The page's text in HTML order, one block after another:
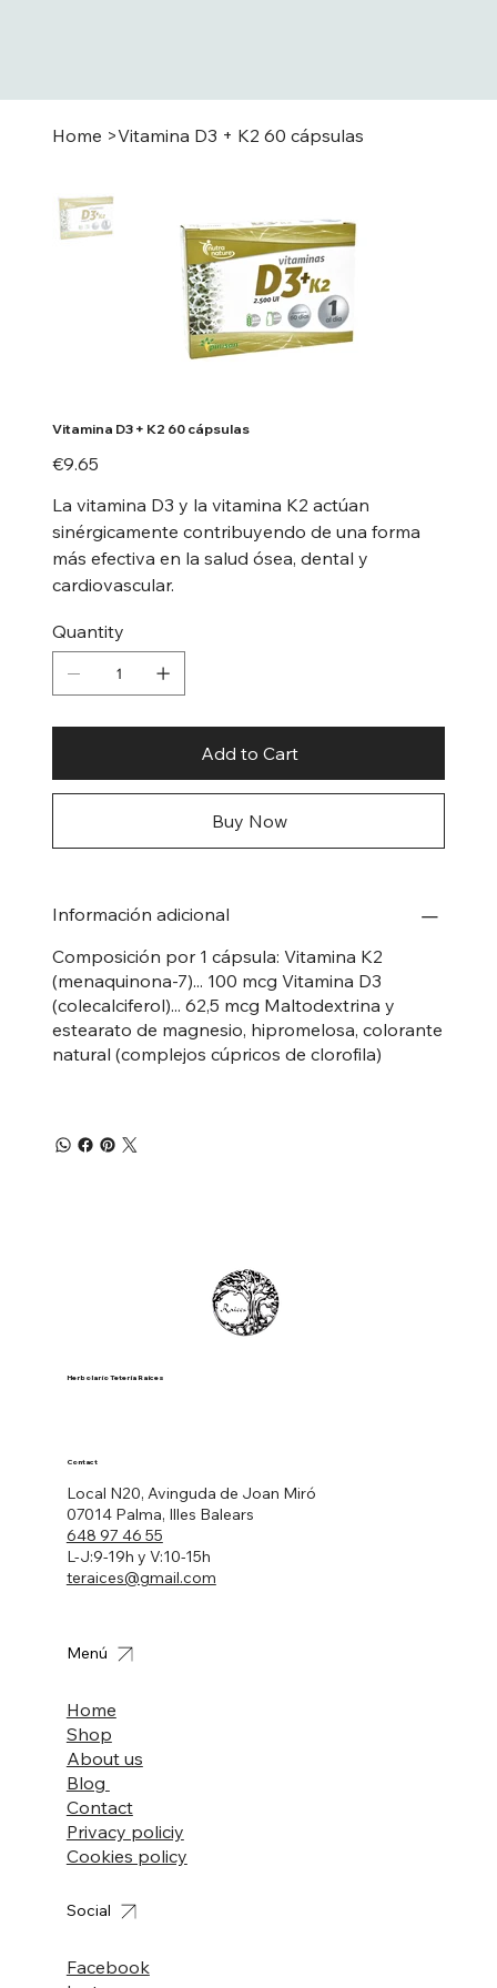
Home >Vitamina D3 + K2 60 cápsulas
Vitamina D3 + K2 60 cápsulas
Price
€9.65
La vitamina D3 y la vitamina K2 actúan
sinérgicamente contribuyendo de una forma
más efectiva en la salud ósea, dental y
cardiovascular.
Quantity
Add to Cart
Buy Now
Información adicional
Composición por 1 cápsula: Vitamina K2
(menaquinona-7)... 100 mcg Vitamina D3
(colecalciferol)... 62,5 mcg Maltodextrina y
estearato de magnesio, hipromelosa, colorante
natural (complejos cúpricos de clorofila)
Herbolario Tetería Raíces
Local N20, Avinguda de Joan Miró
07014 Palma, Illes Balears
648 97 46 55
L-J:9-19h y V:10-15h
teraices@gmail.com
Contact
Home
Shop
About us
Blog
Contact
Privacy policiy
Cookies policy
Menú
Facebook
Social